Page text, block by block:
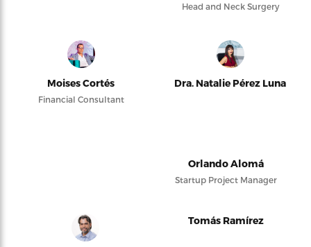
Head and Neck Surgery
Moises Cortés
Financial Consultant
Dra. Natalie Pérez Luna
Orlando Alomá
Startup Project Manager
Tomás Ramírez